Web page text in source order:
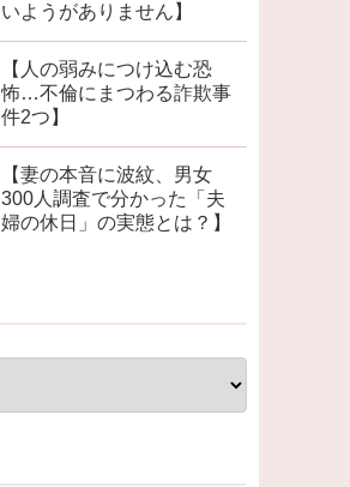
いようがありません】
【人の弱みにつけ込む恐
怖…不倫にまつわる詐欺事
件2つ】
【妻の本音に波紋、男女
300人調査で分かった「夫
婦の休日」の実態とは？】